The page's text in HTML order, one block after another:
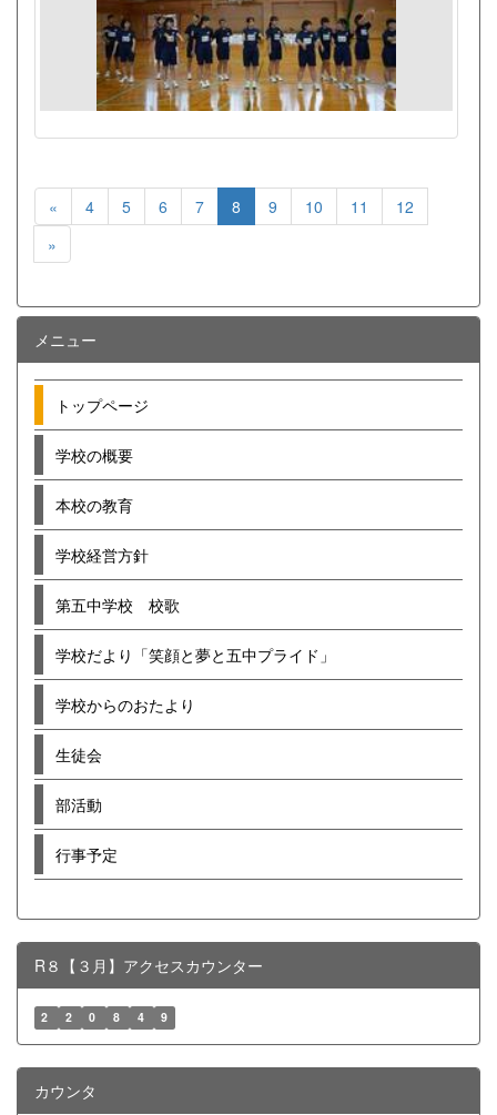
« 4 5 6 7 8 9 10 11
12
»
メニュー
トップページ
学校の概要
本校の教育
学校経営方針
第五中学校 校歌
学校だより「笑顔と夢と五中プライド」
学校からのおたより
生徒会
部活動
行事予定
R８【３月】アクセスカウンター
2 2 0 8 4 9
カウンタ